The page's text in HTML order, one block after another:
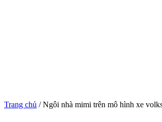
Trang chủ /Ngôi nhà mimi trên mô hình xe